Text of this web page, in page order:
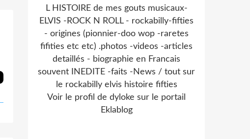
L HISTOIRE de mes gouts musicaux-
ELVIS -ROCK N ROLL - rockabilly-fifties
- origines (pionnier-doo wop -raretes
fifities etc etc) .photos -videos -articles
detaillés - biographie en Francais
souvent INEDITE -faits -News / tout sur
le rockabilly elvis histoire fifties
Voir le profil de dyloke sur le portail
Eklablog